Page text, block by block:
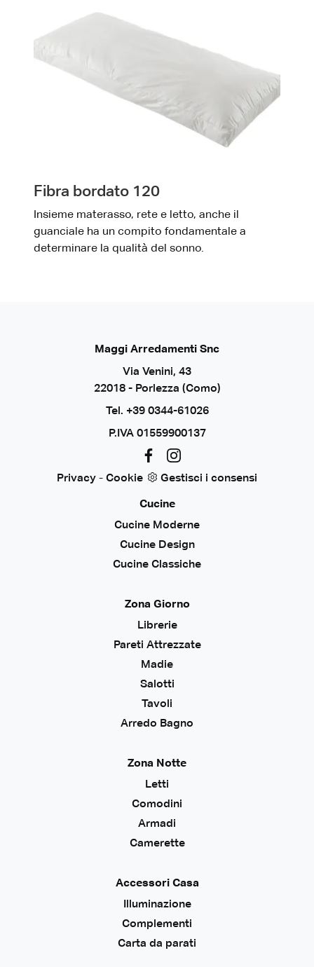
Fibra bordato 120
Insieme materasso, rete e letto, anche il
guanciale ha un compito fondamentale a
determinare la qualità del sonno.
Maggi Arredamenti Snc
Via Venini, 43
22018 - Porlezza (Como)
Tel. +39 0344-61026
P.IVA 01559900137
Privacy - Cookie Gestisci i consensi
Cucine
Cucine Moderne
Cucine Design
Cucine Classiche
Zona Giorno
Librerie
Pareti Attrezzate
Madie
Salotti
Tavoli
Arredo Bagno
Zona Notte
Letti
Comodini
Armadi
Camerette
Accessori Casa
Illuminazione
Complementi
Carta da parati